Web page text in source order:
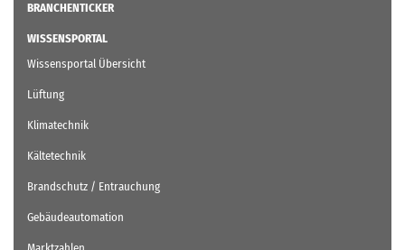
BRANCHENTICKER
WISSENSPORTAL
Wissensportal Übersicht
Lüftung
Klimatechnik
Kältetechnik
Brandschutz / Entrauchung
Gebäudeautomation